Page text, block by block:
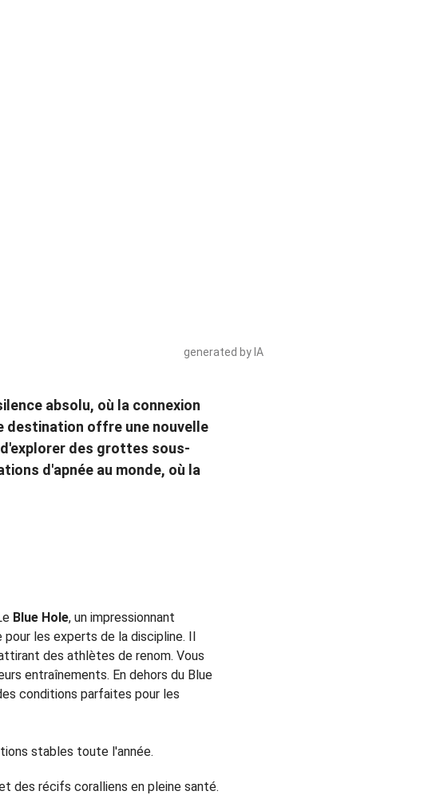
absolu, où la connexion
destination offre une nouvelle
des grottes sous-
d'apnée au monde, où la
generated by IA
Blue Hole, un impressionnant
les experts de la discipline. Il
des athlètes de renom. Vous
entraînements. En dehors du Blue
conditions parfaites pour les
stables toute l'année.
des récifs coralliens en pleine santé.